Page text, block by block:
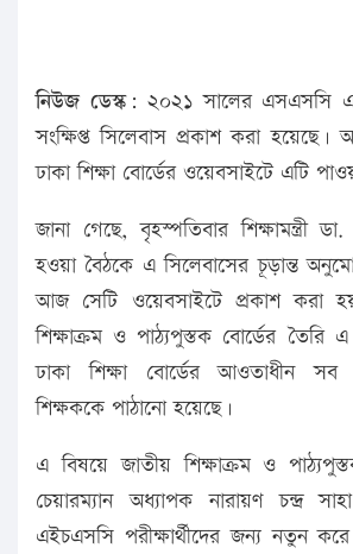
নিউজ ডেস্ক:২০২১ সালের এসএসসি
সংক্ষিপ্ত সিলেবাস প্রকাশ করা
ঢাকা শিক্ষা বোর্ডের ওয়েবসাইটে এটি
জানা গেছে, বৃহস্পতিবার শিক্ষামন্ত্রী
হওয়া বৈঠকে এ সিলেবাসের চূড়ান্ত
আজ সেটি ওয়েবসাইটে প্রকাশ করা
শিক্ষাক্রম ও পাঠ্যপুস্তক বোর্ডের তৈরি এ
ঢাকা শিক্ষা বোর্ডের আওতাধীন সব
শিক্ষককে পাঠানো হয়েছে।
এ বিষয়ে জাতীয় শিক্ষাক্রম ও
চেয়ারম্যান অধ্যাপক নারায়ণ চন্দ্র
এইচএসসি পরীক্ষার্থীদের জন্য নতুন